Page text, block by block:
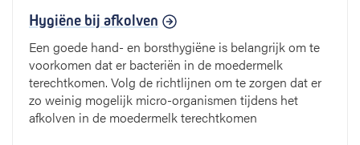
h
a
f
k
o
l
v
Hygiëne bij afkolven
Een goede hand- en borsthygiëne is belangrijk om te
voorkomen dat er bacteriën in de moedermelk
terechtkomen. Volg de richtlijnen om te zorgen dat er
zo weinig mogelijk micro-organismen tijdens het
afkolven in de moedermelk terechtkomen